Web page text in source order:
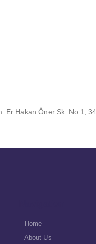
Hakan Öner Sk. No:1,
– Home
– About Us